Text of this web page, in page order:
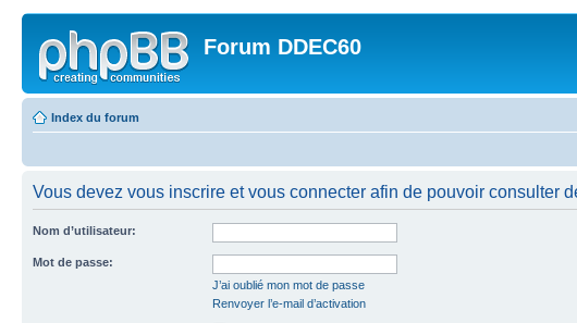
Forum DDEC60
Index du forum
Vous devez vous inscrire et vous connecter afin de pouvoir consulter
Nom d’utilisateur:
Mot de passe:
J’ai oublié mon mot de passe
Renvoyer l’e-mail d’activation